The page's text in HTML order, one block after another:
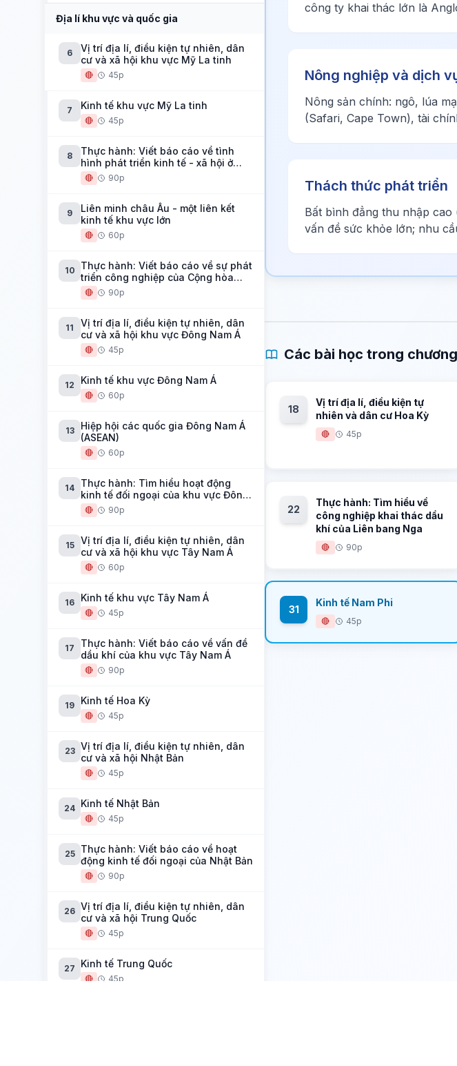
công ty khai thác lớn là
Nông nghiệp và dịch
Nông sản chính: ngô, lúa
(Safari, Cape Town), tài
Thách thức phát triển
Bất bình đẳng thu nhập cao
vấn đề sức khỏe lớn; nhu
Các bài học trong
18
Vị trí địa lí, điều kiện tự
nhiên và dân cư Hoa Kỳ
🔴 45p
22
Thực hành: Tìm hiểu về
công nghiệp khai thác dầu
khí của Liên bang Nga
🔴 90p
31
Kinh tế Nam Phi
🔴 45p
Địa lí khu vực và quốc gia
6
Vị trí địa lí, điều kiện tự nhiên, dân
cư và xã hội khu vực Mỹ La tinh
🔴 45p
7 Kinh tế khu vực Mỹ La tinh
🔴 45p
8
Thực hành: Viết báo cáo về tình
hình phát triển kinh tế - xã hội ở
Cộng hòa Liên bang Bra-xin
🔴 90p
9
Liên minh châu Âu - một liên kết
kinh tế khu vực lớn
🔴 60p
10
Thực hành: Viết báo cáo về sự phát
triển công nghiệp của Cộng hòa
Liên bang Đức
🔴 90p
11
Vị trí địa lí, điều kiện tự nhiên, dân
cư và xã hội khu vực Đông Nam Á
🔴 45p
12 Kinh tế khu vực Đông Nam Á
🔴 60p
13
Hiệp hội các quốc gia Đông Nam Á
(ASEAN)
🔴 60p
14
Thực hành: Tìm hiểu hoạt động
kinh tế đối ngoại của khu vực Đông
Nam Á
🔴 90p
15
Vị trí địa lí, điều kiện tự nhiên, dân
cư và xã hội khu vực Tây Nam Á
🔴 60p
16 Kinh tế khu vực Tây Nam Á
🔴 45p
17
Thực hành: Viết báo cáo về vấn đề
dầu khí của khu vực Tây Nam Á
🔴 90p
19 Kinh tế Hoa Kỳ
🔴 45p
23 Vị trí địa lí, điều kiện tự nhiên, dân
cư và xã hội Nhật Bản
🔴 45p
24 Kinh tế Nhật Bản
🔴 45p
25
Thực hành: Viết báo cáo về hoạt
động kinh tế đối ngoại của Nhật Bản
🔴 90p
26 Vị trí địa lí, điều kiện tự nhiên, dân
cư và xã hội Trung Quốc
🔴 45p
27 Kinh tế Trung Quốc
🔴 45p